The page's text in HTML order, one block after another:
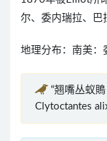
尔、委内瑞拉、巴
地理分布：南美：
“翘嘴丛蚁
Clytoctantes